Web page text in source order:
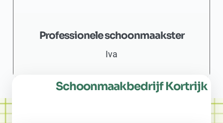
Professionele schoonmaakster
Iva
Schoonmaakbedrijf Kortrijk